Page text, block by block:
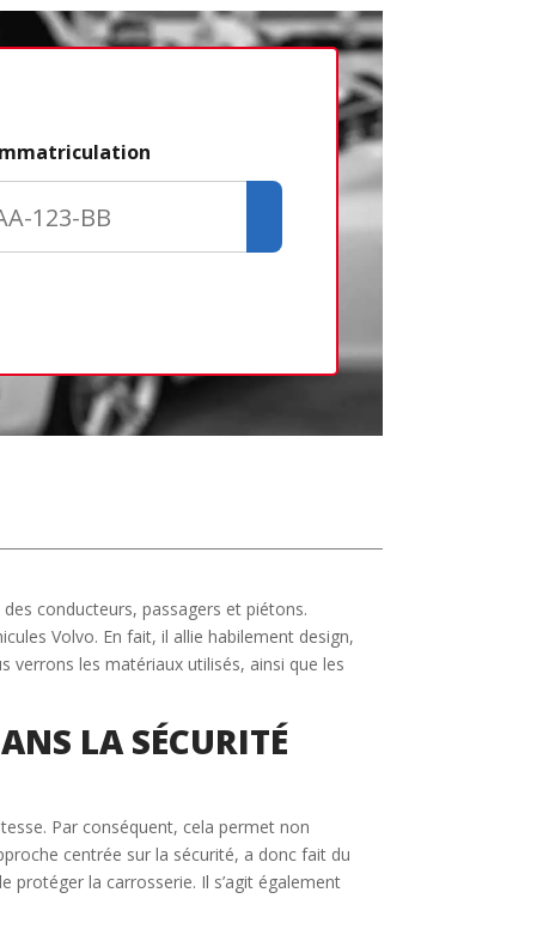
conducteurs, passagers et piétons.
Volvo. En fait, il allie habilement design,
verrons les matériaux utilisés, ainsi que les
LA SÉCURITÉ
Par conséquent, cela permet non
centrée sur la sécurité, a donc fait du
protéger la carrosserie. Il s’agit également